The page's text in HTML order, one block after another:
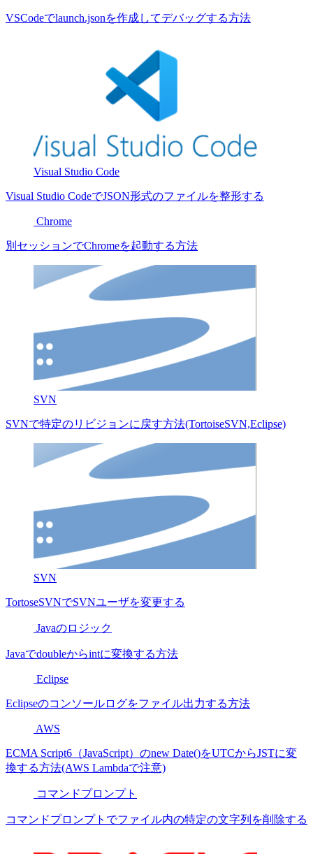
VSCodeでlaunch.jsonを作成してデバッグする方法
Visual Studio Code
Visual Studio CodeでJSON形式のファイルを整形する
Chrome
別セッションでChromeを起動する方法
SVN
SVNで特定のリビジョンに戻す方法(TortoiseSVN,Eclipse)
SVN
TortoseSVNでSVNユーザを変更する
Javaのロジック
Javaでdoubleからintに変換する方法
Eclipse
Eclipseのコンソールログをファイル出力する方法
AWS
ECMA Script6（JavaScript）のnew Date()をUTCからJSTに変
換する方法(AWS Lambdaで注意)
コマンドプロンプト
コマンドプロンプトでファイル内の特定の文字列を削除する